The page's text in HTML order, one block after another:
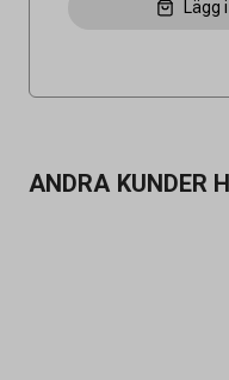
ANDRA KUNDER